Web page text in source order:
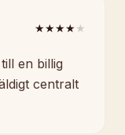
★★★★★
en billig
centralt